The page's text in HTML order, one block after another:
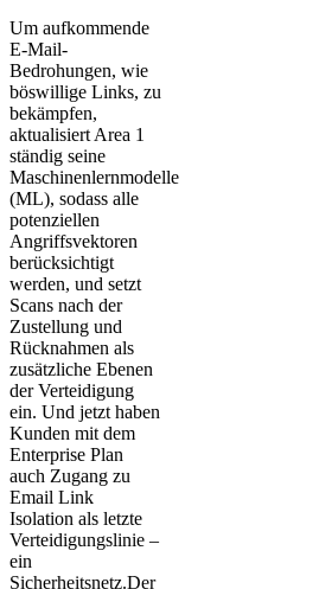
Um aufkommende
E-Mail-
Bedrohungen, wie
böswillige Links, zu
bekämpfen,
aktualisiert Area 1
ständig seine
Maschinenlernmodelle
(ML), sodass alle
potenziellen
Angriffsvektoren
berücksichtigt
werden, und setzt
Scans nach der
Zustellung und
Rücknahmen als
zusätzliche Ebenen
der Verteidigung
ein. Und jetzt haben
Kunden mit dem
Enterprise Plan
auch Zugang zu
Email Link
Isolation als letzte
Verteidigungslinie –
ein
Sicherheitsnetz.Der